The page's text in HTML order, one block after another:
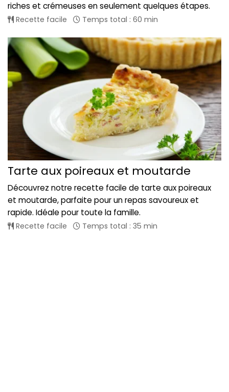
riches et crémeuses en seulement quelques étapes.
Recette facile Temps total : 60 min
Tarte aux poireaux et moutarde
Découvrez notre recette facile de tarte aux poireaux
et moutarde, parfaite pour un repas savoureux et
rapide. Idéale pour toute la famille.
Recette facile Temps total : 35 min